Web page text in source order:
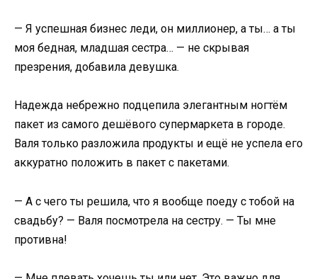
​— Я успешная бизнес леди, он миллионер, а ты… а ты
моя бедная, младшая сестра… — не скрывая
презрения, добавила девушка.​
​Надежда небрежно подцепила элегантным ногтём
пакет из самого дешёвого супермаркета в городе.
Валя только разложила продукты и ещё не успела его
аккуратно положить в пакет с пакетами.​
​— А с чего ты решила, что я вообще поеду с тобой на
свадьбу? — Валя посмотрела на сестру. — Ты мне
противна!​